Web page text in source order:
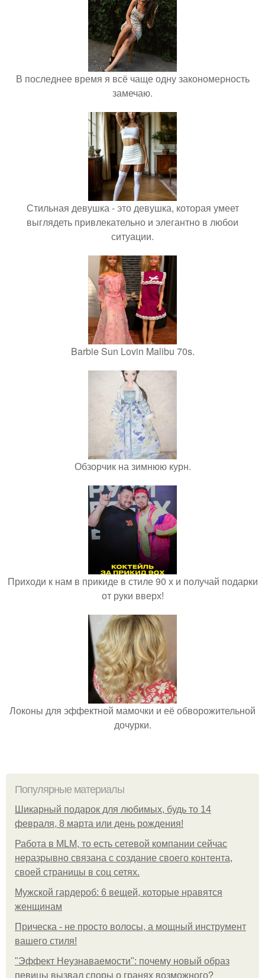
В последнее время я всё чаще одну закономерность
замечаю.
Стильная девушка - это девушка, которая умеет
выглядеть привлекательно и элегантно в любои
ситуации.
Barbie Sun Lovin Malibu 70s.
Обзорчик на зимнюю курн.
Приходи к нам в прикиде в стиле 90 х и получай подарки
от руки вверх!
Локоны для эффектной мамочки и её обворожительной
дочурки.
Популярные материалы
Шикарный подарок для любимых, будь то 14
февраля, 8 марта или день рождения!
Работа в MLM, то есть сетевой компании сейчас
неразрывно связана с создание своего контента,
своей страницы в соц сетях.
Мужской гардероб: 6 вещей, которые нравятся
женщинам
Прическа - не просто волосы, а мощный инструмент
вашего стиля!
"Эффект Неузнаваемости": почему новый образ
певицы вызвал споры о гранях возможного?